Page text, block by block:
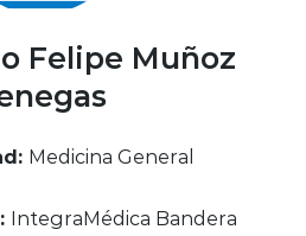
Felipe Muñoz
Medicina General
IntegraMédica Bandera